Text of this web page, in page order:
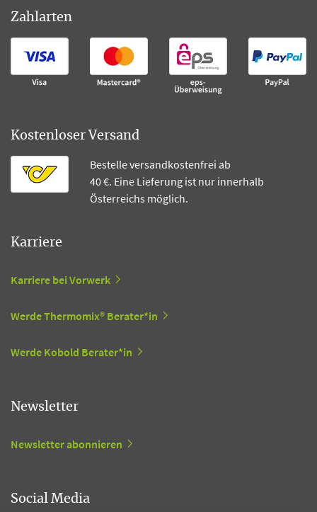
Zahlarten
Kostenloser Versand
Bestelle versandkostenfrei ab
40 €. Eine Lieferung ist nur innerhalb
Österreichs möglich.
Karriere
Karriere bei Vorwerk
Werde Thermomix® Berater*in
Werde Kobold Berater*in
Newsletter
Newsletter abonnieren
Social Media